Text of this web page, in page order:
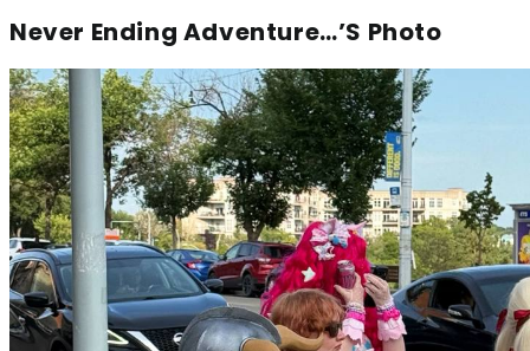
Never Ending Adventure…’s Photo